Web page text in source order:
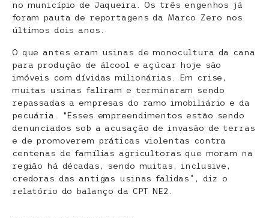
no município de Jaqueira. Os três engenhos já
foram pauta de reportagens da Marco Zero nos
últimos dois anos.
O que antes eram usinas de monocultura da cana
para produção de álcool e açúcar hoje são
imóveis com dívidas milionárias. Em crise,
muitas usinas faliram e terminaram sendo
repassadas a empresas do ramo imobiliário e da
pecuária. “Esses empreendimentos estão sendo
denunciados sob a acusação de invasão de terras
e de promoverem práticas violentas contra
centenas de famílias agricultoras que moram na
região há décadas, sendo muitas, inclusive,
credoras das antigas usinas falidas”, diz o
relatório do balanço da CPT NE2.